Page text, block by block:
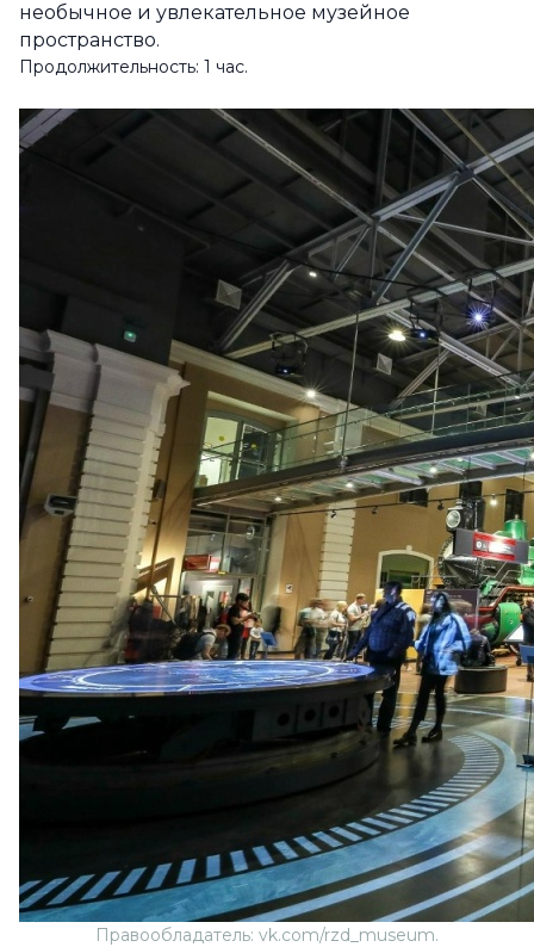
необычное и увлекательное музейное
пространство.
Продолжительность: 1 час.
Правообладатель: vk.com/rzd_museum.